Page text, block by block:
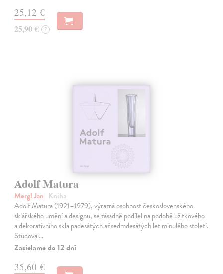
25,12 €
25,90 € ?
Adolf Matura
Mergl Jan | Kniha
Adolf Matura (1921–1979), výrazná osobnost československého
sklářského umění a designu, se zásadně podílel na podobě užitkového
a dekorativního skla padesátých až sedmdesátých let minulého století.
Studoval…
Zasielame do 12 dní
35,60 €